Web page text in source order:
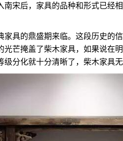
南宋后，家具的品种和形式已经
具的鼎盛期来临。这段历史的信
光芒掩盖了柴木家具，如果说在
级分化就十分清晰了，柴木家具